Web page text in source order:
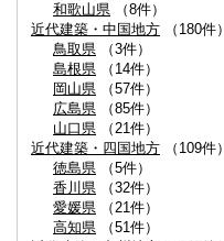
和歌山県 （8件）
近代建築・中国地方 （180件）
鳥取県 （3件）
島根県 （14件）
岡山県 （57件）
広島県 （85件）
山口県 （21件）
近代建築・四国地方 （109件）
徳島県 （5件）
香川県 （32件）
愛媛県 （21件）
高知県 （51件）